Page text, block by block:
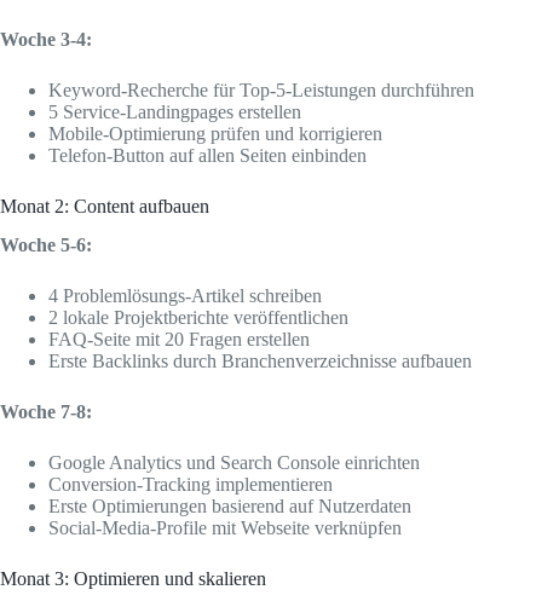
Woche 3-4:
Keyword-Recherche für Top-5-Leistungen durchführen
5 Service-Landingpages erstellen
Mobile-Optimierung prüfen und korrigieren
Telefon-Button auf allen Seiten einbinden
Monat 2: Content aufbauen
Woche 5-6:
4 Problemlösungs-Artikel schreiben
2 lokale Projektberichte veröffentlichen
FAQ-Seite mit 20 Fragen erstellen
Erste Backlinks durch Branchenverzeichnisse aufbauen
Woche 7-8:
Google Analytics und Search Console einrichten
Conversion-Tracking implementieren
Erste Optimierungen basierend auf Nutzerdaten
Social-Media-Profile mit Webseite verknüpfen
Monat 3: Optimieren und skalieren